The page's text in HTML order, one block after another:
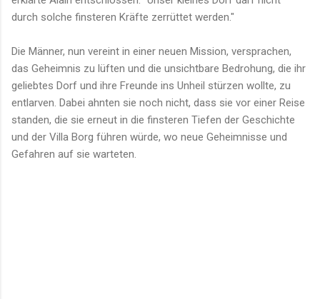
durch solche finsteren Kräfte zerrüttet werden."
Die Männer, nun vereint in einer neuen Mission, versprachen,
das Geheimnis zu lüften und die unsichtbare Bedrohung, die ihr
geliebtes Dorf und ihre Freunde ins Unheil stürzen wollte, zu
entlarven. Dabei ahnten sie noch nicht, dass sie vor einer Reise
standen, die sie erneut in die finsteren Tiefen der Geschichte
und der Villa Borg führen würde, wo neue Geheimnisse und
Gefahren auf sie warteten.